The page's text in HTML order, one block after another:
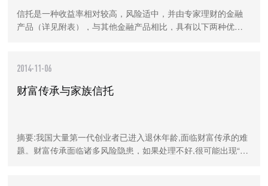
信托是一种收益率相对较高，风险适中，并由专家理财的金融
产品（详见附表），与其他金融产品相比，具有以下两种优势
2014-11-06
财富传承与家族信托
摘要:我国大量第一代创业者已进入退休年龄,面临财富传承的难
题。财富传承面临诸多风险隐患，如果处理不好,很可能出现“富